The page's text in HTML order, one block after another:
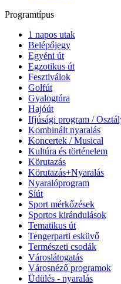
Programtípus
1 napos utak
Belépőjegy
Egyéni út
Egzotikus út
Fesztiválok
Golfút
Gyalogtúra
Hajóút
Ifjúsági program /
Kombinált nyaralás
Koncertek / Musical
Kultúra és történelem
Körutazás
Körutazás+Nyaralás
Nyaralóprogram
Síút
Sport mérkőzések
Sportos kirándulások
Tematikus út
Tengerparti esküvő
Természeti csodák
Városlátogatás
Városnéző programok
Üdülés - nyaralás